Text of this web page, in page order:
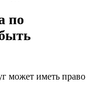
по
может иметь право